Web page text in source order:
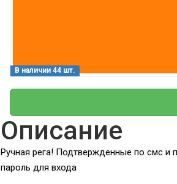
В наличии 44 шт.
Описание
Ручная рега! Подтвержденные по смс и
пароль для входа